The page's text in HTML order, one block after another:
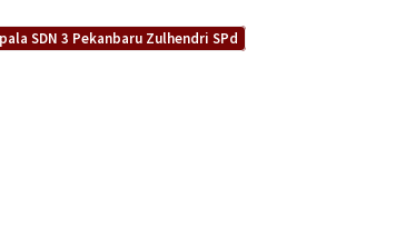
SDN 3 Pekanbaru Zulhendri SPd